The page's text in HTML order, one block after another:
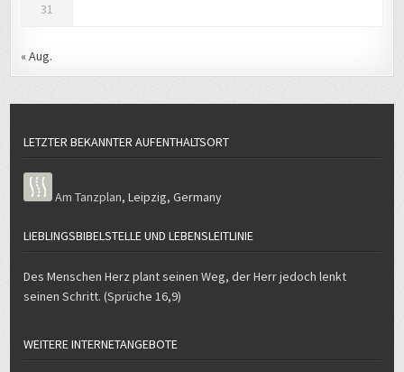
31
« Aug.
LETZTER BEKANNTER AUFENTHALTSORT
Am Tanzplan,Leipzig,Germany
LIEBLINGSBIBELSTELLE UND LEBENSLEITLINIE
Des Menschen Herz plant seinen Weg, der Herr jedoch lenkt
seinen Schritt. (Sprüche 16,9)
WEITERE INTERNETANGEBOTE